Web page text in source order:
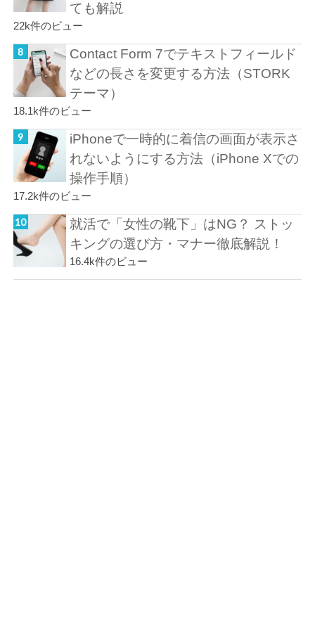
ても解説
22k件のビュー
Contact Form 7でテキストフィールド
などの長さを変更する方法（STORK
テーマ）
18.1k件のビュー
iPhoneで一時的に着信の画面が表示さ
れないようにする方法（iPhone Xでの
操作手順）
17.2k件のビュー
就活で「女性の靴下」はNG？ ストッ
キングの選び方・マナー徹底解説！
16.4k件のビュー